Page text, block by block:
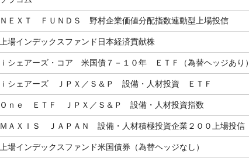
ＮＥＸＴ ＦＵＮＤＳ 野村企業価値分配指数連動型上場投信
上場インデックスファンド日本経済貢献株
ｉシェアーズ・コア 米国債７－１０年 ＥＴＦ（為替ヘッジあり）
ｉシェアーズ ＪＰＸ／Ｓ＆Ｐ 設備・人材投資 ＥＴＦ
Ｏｎｅ ＥＴＦ ＪＰＸ／Ｓ＆Ｐ 設備・人材投資指数
ＭＡＸＩＳ ＪＡＰＡＮ 設備・人材積極投資企業２００上場投信
上場インデックスファンド米国債券（為替ヘッジなし）